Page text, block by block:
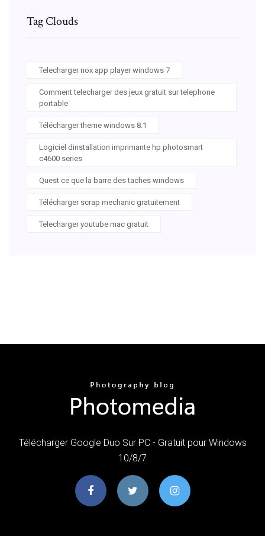
Tag Clouds
Telecharger nox app player windows 7
Comment telecharger des jeux gratuit sur telephone
portable
Télécharger theme windows 8.1
Logiciel dinstallation imprimante hp photosmart
c4600 series
Quest ce que la barre des taches windows
Télécharger scrap mechanic gratuitement
Telecharger youtube mac gratuit
Télécharger Google Duo Sur PC - Gratuit pour Windows
10/8/7